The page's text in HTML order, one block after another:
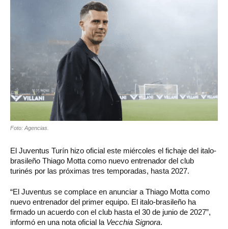
Foto: Agencias.
El Juventus Turín hizo oficial este miércoles el fichaje del italo-
brasileño Thiago Motta como nuevo entrenador del club
turinés por las próximas tres temporadas, hasta 2027.
“El Juventus se complace en anunciar a Thiago Motta como
nuevo entrenador del primer equipo. El italo-brasileño ha
firmado un acuerdo con el club hasta el 30 de junio de 2027”,
informó en una nota oficial la Vecchia Signora.